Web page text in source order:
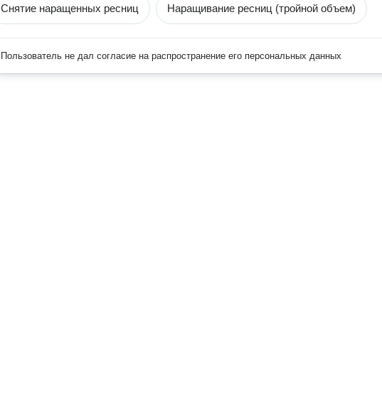
Снятие наращенных ресниц Наращивание ресниц (тройной объем)
Пользователь не дал согласие на распространение его персональных данных